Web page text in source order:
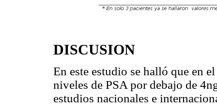
DISCUSION
En este estudio se halló que en
niveles de PSA por debajo de
estudios nacionales e